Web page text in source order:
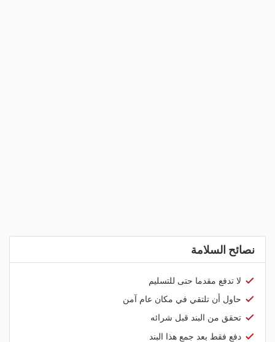
نصائح السلامة
لا تدفع مقدما حتى للتسليم
حاول أن تلتقي في مكان عام آمن
تحقق من البند قبل شرائه
دفع فقط بعد جمع هذا البند